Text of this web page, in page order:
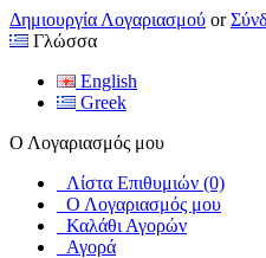
Δημιουργία Λογαριασμού or
Γλώσσα
English
Greek
Ο Λογαριασμός μου
Λίστα Επιθυμιών (0)
Ο Λογαριασμός μου
Καλάθι Αγορών
Αγορά